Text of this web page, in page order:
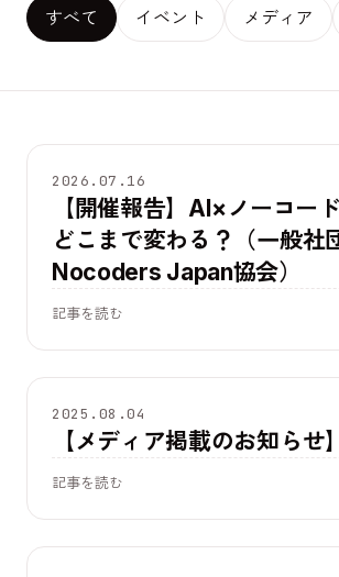
すべて イベント メディア
イベント
2026.07.16
【開催報告】AI×ノーコー
どこまで変わる？（一般社
Nocoders Japan協会）
記事を読む
メディア
2025.08.04
【メディア掲載のお知らせ】
記事を読む